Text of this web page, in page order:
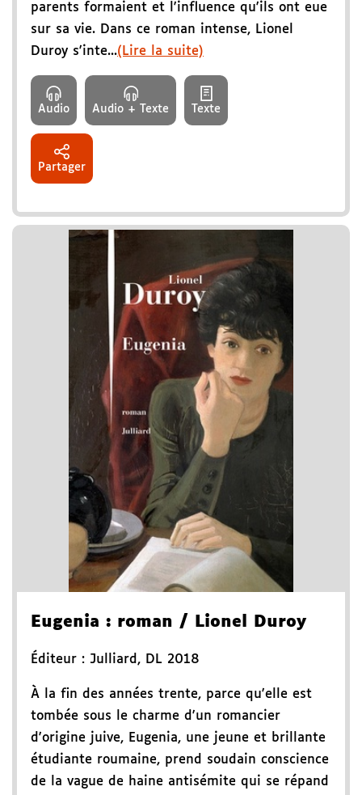
parents formaient et l'influence qu'ils ont eue
sur sa vie. Dans ce roman intense, Lionel
Duroy s'inte...(Lire la suite)
Audio Audio + Texte Texte
Partager
Eugenia : roman / Lionel Duroy
Éditeur : Julliard , DL 2018
À la fin des années trente, parce qu'elle est
tombée sous le charme d'un romancier
d'origine juive, Eugenia, une jeune et brillante
étudiante roumaine, prend soudain conscience
de la vague de haine antisémite qui se répand